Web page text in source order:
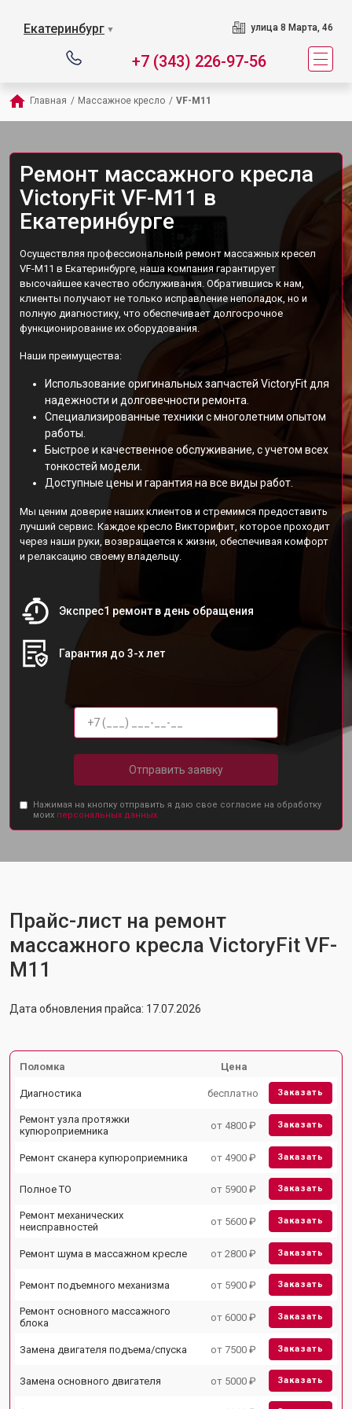
Екатеринбург ▼ улица 8 Марта, 46
+7 (343) 226-97-56
Главная / Массажное кресло / VF-M11
Ремонт массажного кресла
VictoryFit VF-M11 в
Екатеринбурге
Осуществляя профессиональный ремонт массажных кресел
VF-M11 в Екатеринбурге, наша компания гарантирует
высочайшее качество обслуживания. Обратившись к нам,
клиенты получают не только исправление неполадок, но и
полную диагностику, что обеспечивает долгосрочное
функционирование их оборудования.
Наши преимущества:
Использование оригинальных запчастей VictoryFit для
надежности и долговечности ремонта.
Специализированные техники с многолетним опытом
работы.
Быстрое и качественное обслуживание, с учетом всех
тонкостей модели.
Доступные цены и гарантия на все виды работ.
Мы ценим доверие наших клиентов и стремимся предоставить
лучший сервис. Каждое кресло Викторифит, которое проходит
через наши руки, возвращается к жизни, обеспечивая комфорт
и релаксацию своему владельцу.
Экспрес1 ремонт в день обращения
Гарантия до 3-х лет
Отправить заявку
Нажимая на кнопку отправить я даю свое согласие на обработку
моих персональных данных.
Прайс-лист на ремонт
массажного кресла VictoryFit VF-
M11
Дата обновления прайса: 17.07.2026
Поломка Цена
Диагностика бесплатно Заказать
Ремонт узла протяжки
купюроприемника
от 4800 ₽ Заказать
Ремонт сканера купюроприемника от 4900 ₽ Заказать
Полное ТО от 5900 ₽ Заказать
Ремонт механических
неисправностей
от 5600 ₽ Заказать
Ремонт шума в массажном кресле от 2800 ₽ Заказать
Ремонт подъемного механизма от 5900 ₽ Заказать
Ремонт основного массажного
блока
от 6000 ₽ Заказать
Замена двигателя подъема/спуска от 7500 ₽ Заказать
Замена основного двигателя от 5000 ₽ Заказать